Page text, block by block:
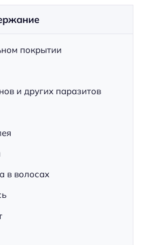
покрытии
и других паразитов
в волосах